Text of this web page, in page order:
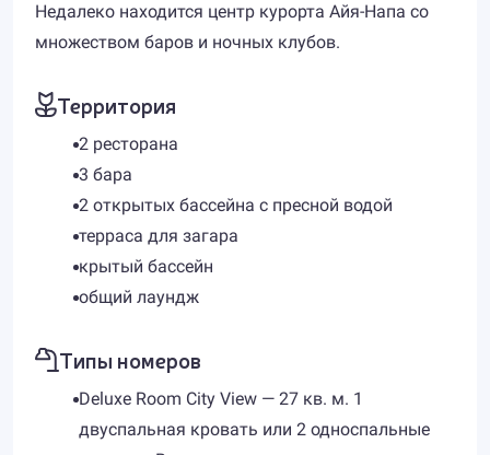
Недалеко находится центр курорта Айя-Напа со
множеством баров и ночных клубов.
Территория
2 ресторана
3 бара
2 открытых бассейна с пресной водой
терраса для загара
крытый бассейн
общий лаундж
Типы номеров
Deluxe Room City View — 27 кв. м. 1
двуспальная кровать или 2 односпальные